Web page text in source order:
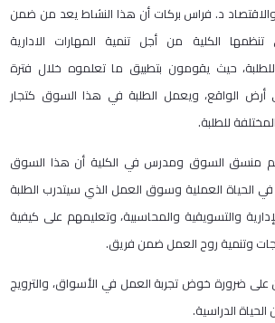
د. فراس بركات أن هذا النشاط يعد من ضمن
تنظمها الكلية من أجل تنمية المهارات الادارية
حيث يقومون بتطبيق ما تعلموه خلال فترة
أرض الواقع، ويعمل الطلبة في هذا السوق كتجار
للطلبة.
منسق السوق ومدرس في الكلية أن هذا السوق
الحياة العملية وسوق العمل الذي سيتدرب الطلبة
والتسويقية والمحاسبية، وتعليمهم على كيفية
وتنمية روح العمل ضمن فريق.
على ضرورة خوض تجربة العمل في الأسواق، والترويج
الدراسية.